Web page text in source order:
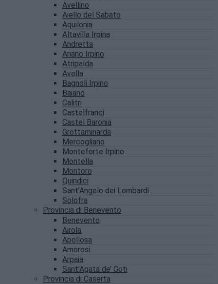
Avellino
Aiello del Sabato
Aquilonia
Altavilla Irpina
Andretta
Ariano Irpino
Atripalda
Avella
Bagnoli Irpino
Baiano
Calitri
Castelfranci
Castel Baronia
Grottaminarda
Mercogliano
Monteforte Irpino
Montella
Montoro
Quindici
Sant’Angelo dei Lombardi
Solofra
Provincia di Benevento
Benevento
Airola
Apollosa
Amorosi
Arpaia
Sant’Agata de’ Goti
Provincia di Caserta